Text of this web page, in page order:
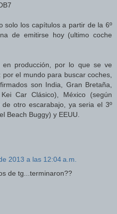
solo los capítulos a partir de la 6º
de emitirse hoy (ultimo coche
en producción, por lo que se ve
el mundo para buscar coches,
son India, Gran Bretaña,
Car Clásico), México (según
otro escarabajo, ya seria el 3º
Beach Buggy) y EEUU.
2013 a las 12:04 a.m.
de tg...terminaron??